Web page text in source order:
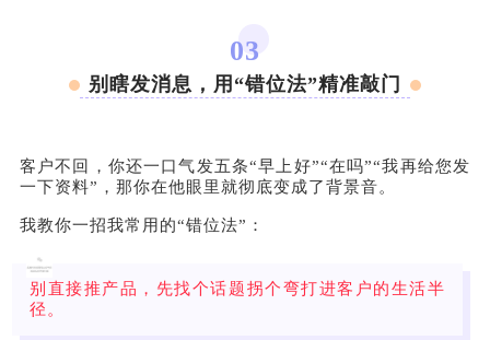
03
别瞎发消息，用“错位法”精准敲门
客户不回，你还一口气发五条“早上好”“在吗”“我再给您发
一下资料”，那你在他眼里就彻底变成了背景音。
我教你一招我常用的“错位法”：
别直接推产品，先找个话题拐个弯打进客户的生活半
径。